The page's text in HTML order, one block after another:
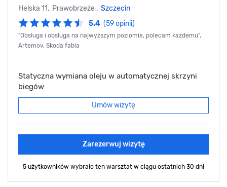
Helska 11, Prawobrzeże , Szczecin
5.4 (59 opinii)
"Obsługa i obsługa na najwyższym poziomie, polecam każdemu",
Artemov, Skoda fabia
Statyczna wymiana oleju w automatycznej skrzyni
biegów
Umów wizytę
Zarezerwuj wizytę
5 użytkowników wybrało ten warsztat w ciągu ostatnich 30 dni